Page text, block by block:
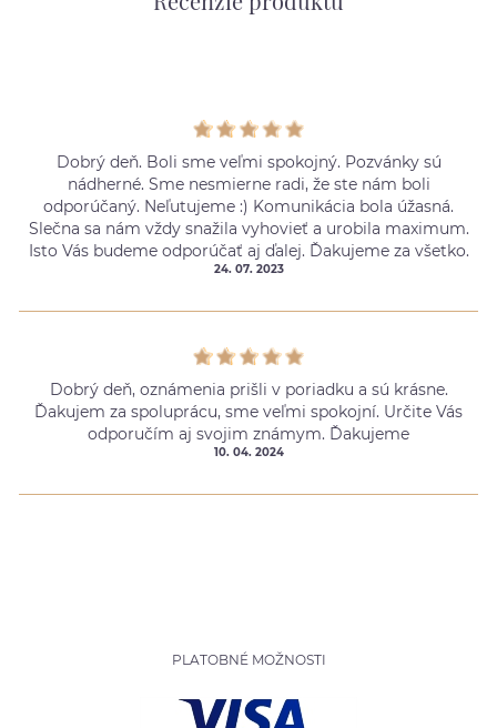
Dobrý deň. Boli sme veľmi spokojný. Pozvánky sú
nádherné. Sme nesmierne radi, že ste nám boli
odporúčaný. Neľutujeme :) Komunikácia bola úžasná.
Slečna sa nám vždy snažila vyhovieť a urobila maximum.
Isto Vás budeme odporúčať aj ďalej. Ďakujeme za všetko.
24. 07. 2023
Dobrý deň, oznámenia prišli v poriadku a sú krásne.
Ďakujem za spoluprácu, sme veľmi spokojní. Určite Vás
odporučím aj svojim známym. Ďakujeme
10. 04. 2024
PLATOBNÉ MOŽNOSTI